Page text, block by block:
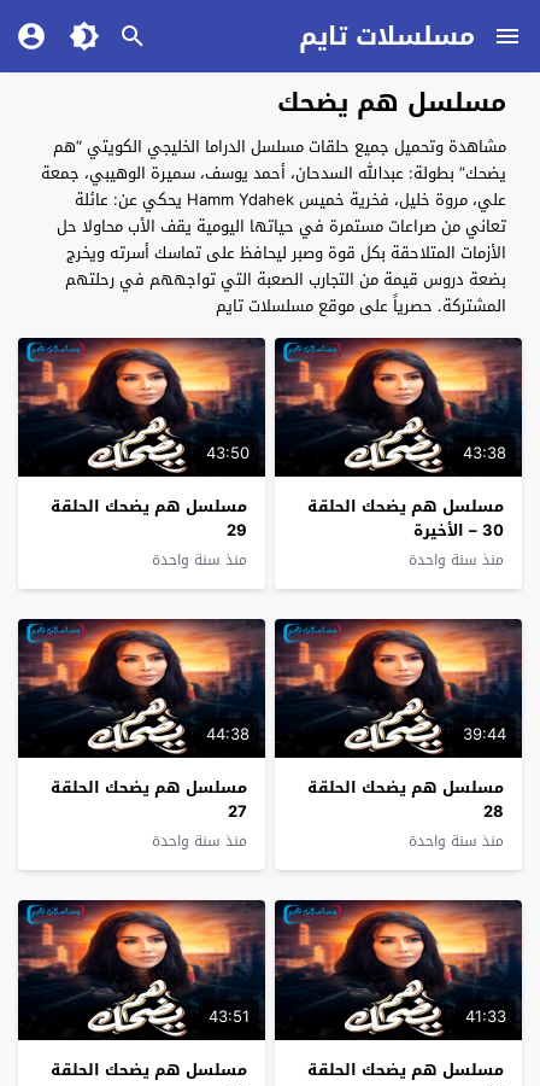
مسلسلات تايم
مسلسل هم يضحك
مشاهدة وتحميل جميع حلقات مسلسل الدراما الخليجي الكويتي “هم
يضحك” بطولة: عبدالله السدحان، أحمد يوسف، سميرة الوهيبي، جمعة
علي، مروة خليل، فخرية خميس Hamm Ydahek يحكي عن: عائلة
تعاني من صراعات مستمرة في حياتها اليومية يقف الأب محاولا حل
الأزمات المتلاحقة بكل قوة وصبر ليحافظ على تماسك أسرته ويخرج
بضعة دروس قيمة من التجارب الصعبة التي تواجههم في رحلتهم
المشتركة. حصرياً على موقع مسلسلات تايم
43:38
مسلسل هم يضحك الحلقة
30 – الأخيرة
منذ سنة واحدة
43:50
مسلسل هم يضحك الحلقة
29
منذ سنة واحدة
39:44
مسلسل هم يضحك الحلقة
28
منذ سنة واحدة
44:38
مسلسل هم يضحك الحلقة
27
منذ سنة واحدة
41:33
مسلسل هم يضحك الحلقة
43:51
مسلسل هم يضحك الحلقة